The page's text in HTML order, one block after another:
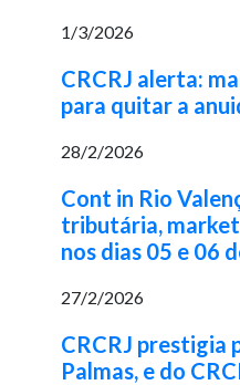
1/3/2026
CRCRJ alerta:
para quitar a
28/2/2026
Cont in Rio
tributária,
nos dias 05 e 06
27/2/2026
CRCRJ prestigia
Palmas, e do